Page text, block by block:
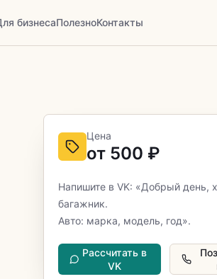
бизнесаПолезноКонтакты
Цена
от 500 ₽
Напишите в VK: «Добрый день,
багажник.
Авто: марка, модель, год».
Рассчитать в
VK